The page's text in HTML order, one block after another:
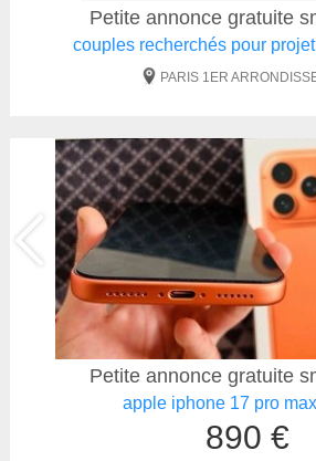
Petite annonce gratuite
couples recherchés pour
PARIS 1ER
Petite annonce gratuite
apple iphone 17 pro
890 €